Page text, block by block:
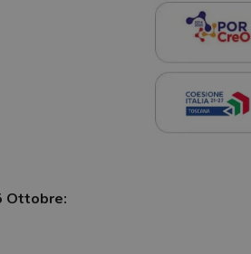
Ottobre: